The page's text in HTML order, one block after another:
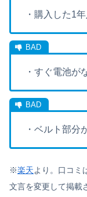
・購入した1
・すぐ電池が
・ベルト部分
※楽天より。口コミ
文言を変更して掲載